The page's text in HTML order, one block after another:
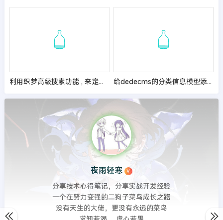
利用织梦高级搜索功能 , 来定制身份证驾驶证信息查询系统 给dedecms的分类信息模型添加置顶功能
夜雨轻寒 V
分享技术心得笔记，分享实战开发经验
一个在努力变强的二狗子菜鸟成长之路
没有天生的大佬，更没有永远的菜鸟